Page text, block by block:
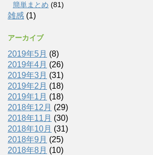
簡単まとめ (81)
雑感 (1)
アーカイブ
2019年5月 (8)
2019年4月 (26)
2019年3月 (31)
2019年2月 (18)
2019年1月 (18)
2018年12月 (29)
2018年11月 (30)
2018年10月 (31)
2018年9月 (25)
2018年8月 (10)